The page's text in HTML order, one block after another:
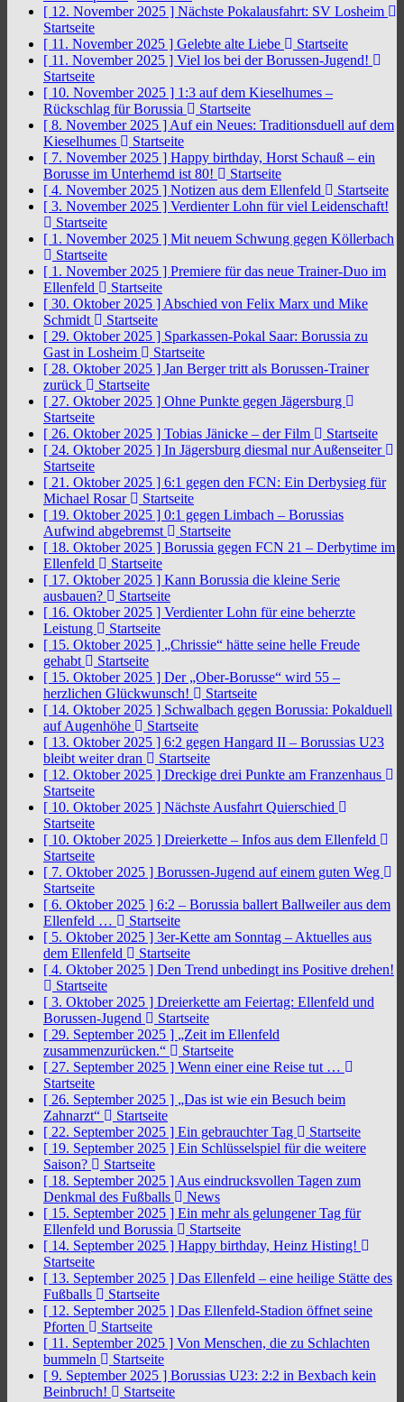
[ 12. November 2025 ] Nächste Pokalausfahrt: SV Losheim
Startseite
[ 11. November 2025 ] Gelebte alte Liebe
Startseite
[ 11. November 2025 ] Viel los bei der Borussen-Jugend!
Startseite
[ 10. November 2025 ] 1:3 auf dem Kieselhumes –
Rückschlag für Borussia
Startseite
[ 8. November 2025 ] Auf ein Neues: Traditionsduell auf dem
Kieselhumes
Startseite
[ 7. November 2025 ] Happy birthday, Horst Schauß – ein
Borusse im Unterhemd ist 80!
Startseite
[ 4. November 2025 ] Notizen aus dem Ellenfeld
Startseite
[ 3. November 2025 ] Verdienter Lohn für viel Leidenschaft!
Startseite
[ 1. November 2025 ] Mit neuem Schwung gegen Köllerbach
Startseite
[ 1. November 2025 ] Premiere für das neue Trainer-Duo im
Ellenfeld
Startseite
[ 30. Oktober 2025 ] Abschied von Felix Marx und Mike
Schmidt
Startseite
[ 29. Oktober 2025 ] Sparkassen-Pokal Saar: Borussia zu
Gast in Losheim
Startseite
[ 28. Oktober 2025 ] Jan Berger tritt als Borussen-Trainer
zurück
Startseite
[ 27. Oktober 2025 ] Ohne Punkte gegen Jägersburg
Startseite
[ 26. Oktober 2025 ] Tobias Jänicke – der Film
Startseite
[ 24. Oktober 2025 ] In Jägersburg diesmal nur Außenseiter
Startseite
[ 21. Oktober 2025 ] 6:1 gegen den FCN: Ein Derbysieg für
Michael Rosar
Startseite
[ 19. Oktober 2025 ] 0:1 gegen Limbach – Borussias
Aufwind abgebremst
Startseite
[ 18. Oktober 2025 ] Borussia gegen FCN 21 – Derbytime im
Ellenfeld
Startseite
[ 17. Oktober 2025 ] Kann Borussia die kleine Serie
ausbauen?
Startseite
[ 16. Oktober 2025 ] Verdienter Lohn für eine beherzte
Leistung
Startseite
[ 15. Oktober 2025 ] „Chrissie“ hätte seine helle Freude
gehabt
Startseite
[ 15. Oktober 2025 ] Der „Ober-Borusse“ wird 55 –
herzlichen Glückwunsch!
Startseite
[ 14. Oktober 2025 ] Schwalbach gegen Borussia: Pokalduell
auf Augenhöhe
Startseite
[ 13. Oktober 2025 ] 6:2 gegen Hangard II – Borussias U23
bleibt weiter dran
Startseite
[ 12. Oktober 2025 ] Dreckige drei Punkte am Franzenhaus
Startseite
[ 10. Oktober 2025 ] Nächste Ausfahrt Quierschied
Startseite
[ 10. Oktober 2025 ] Dreierkette – Infos aus dem Ellenfeld
Startseite
[ 7. Oktober 2025 ] Borussen-Jugend auf einem guten Weg
Startseite
[ 6. Oktober 2025 ] 6:2 – Borussia ballert Ballweiler aus dem
Ellenfeld …
Startseite
[ 5. Oktober 2025 ] 3er-Kette am Sonntag – Aktuelles aus
dem Ellenfeld
Startseite
[ 4. Oktober 2025 ] Den Trend unbedingt ins Positive drehen!
Startseite
[ 3. Oktober 2025 ] Dreierkette am Feiertag: Ellenfeld und
Borussen-Jugend
Startseite
[ 29. September 2025 ] „Zeit im Ellenfeld
zusammenzurücken.“
Startseite
[ 27. September 2025 ] Wenn einer eine Reise tut …
Startseite
[ 26. September 2025 ] „Das ist wie ein Besuch beim
Zahnarzt“
Startseite
[ 22. September 2025 ] Ein gebrauchter Tag
Startseite
[ 19. September 2025 ] Ein Schlüsselspiel für die weitere
Saison?
Startseite
[ 18. September 2025 ] Aus eindrucksvollen Tagen zum
Denkmal des Fußballs
News
[ 15. September 2025 ] Ein mehr als gelungener Tag für
Ellenfeld und Borussia
Startseite
[ 14. September 2025 ] Happy birthday, Heinz Histing!
Startseite
[ 13. September 2025 ] Das Ellenfeld – eine heilige Stätte des
Fußballs
Startseite
[ 12. September 2025 ] Das Ellenfeld-Stadion öffnet seine
Pforten
Startseite
[ 11. September 2025 ] Von Menschen, die zu Schlachten
bummeln
Startseite
[ 9. September 2025 ] Borussias U23: 2:2 in Bexbach kein
Beinbruch!
Startseite